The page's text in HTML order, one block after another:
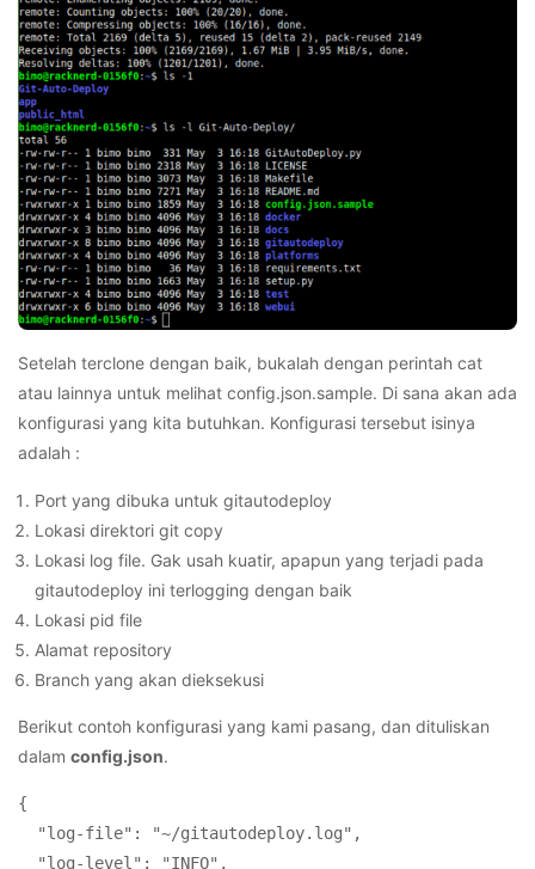
Setelah terclone dengan baik, bukalah dengan perintah cat
atau lainnya untuk melihat config.json.sample. Di sana akan ada
konfigurasi yang kita butuhkan. Konfigurasi tersebut isinya
adalah :
Port yang dibuka untuk gitautodeploy
Lokasi direktori git copy
Lokasi log file. Gak usah kuatir, apapun yang terjadi pada
gitautodeploy ini terlogging dengan baik
Lokasi pid file
Alamat repository
Branch yang akan dieksekusi
Berikut contoh konfigurasi yang kami pasang, dan dituliskan
dalam config.json.
{
  "log-file": "~/gitautodeploy.log",
  "log-level": "INFO",